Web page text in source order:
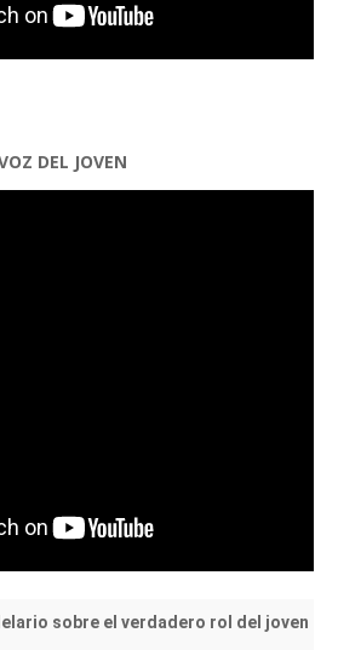
DEL JOVEN
sobre el verdadero rol del joven